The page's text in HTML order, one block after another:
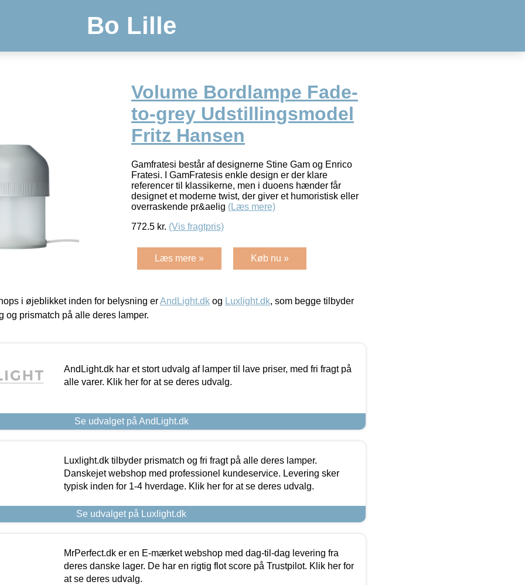
Bo Lille
Volume Bordlampe Fade-
to-grey Udstillingsmodel
Fritz Hansen
Gamfratesi består af designerne Stine Gam og Enrico
Fratesi. I GamFratesis enkle design er der klare
referencer til klassikerne, men i duoens hænder får
designet et moderne twist, der giver et humoristisk eller
overraskende pr&aelig (Læs mere)
772.5 kr. (Vis fragtpris)
Læs mere » Køb nu »
i øjeblikket inden for belysning erAndLight.dk og Luxlight.dk, som begge tilbyder
og prismatch på alle deres lamper.
AndLight.dk har et stort udvalg af lamper til lave priser, med fri fragt på
alle varer. Klik her for at se deres udvalg.
Se udvalget på AndLight.dk
Luxlight.dk tilbyder prismatch og fri fragt på alle deres lamper.
Danskejet webshop med professionel kundeservice. Levering sker
typisk inden for 1-4 hverdage. Klik her for at se deres udvalg.
Se udvalget på Luxlight.dk
MrPerfect.dk er en E-mærket webshop med dag-til-dag levering fra
deres danske lager. De har en rigtig flot score på Trustpilot. Klik her for
at se deres udvalg.